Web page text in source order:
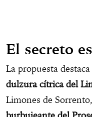
El secreto
La propuesta
dulzura cítrica del
Limones de